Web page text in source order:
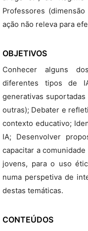
Professores
ação não releva para
OBJETIVOS
Conhecer alguns
diferentes tipos de
generativas
outras); Debater e
contexto educativo;
IA; Desenvolver
capacitar a
jovens, para o uso
numa perspetiva de
destas temáticas.
CONTEÚDOS